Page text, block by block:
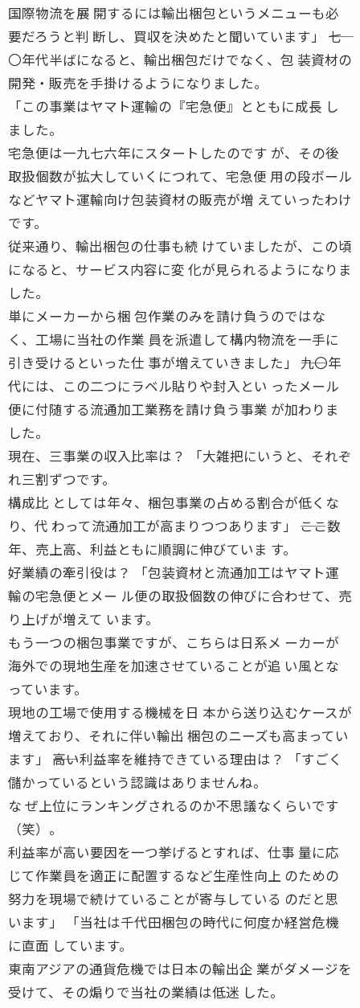
国際物流を展 開するには輸出梱包というメニューも必
要だろうと判 断し、買収を決めたと聞いています」 ――七
〇年代半ばになると、輸出梱包だけでなく、包 装資材の
開発・販売を手掛けるようになりました。
「この事業はヤマト運輸の『宅急便』とともに成長 し
ました。
宅急便は一九七六年にスタートしたのです が、その後
取扱個数が拡大していくにつれて、宅急便 用の段ボール
などヤマト運輸向け包装資材の販売が増 えていったわけ
です。
従来通り、輸出梱包の仕事も続 けていましたが、この頃
になると、サービス内容に変 化が見られるようになりま
した。
単にメーカーから梱 包作業のみを請け負うのではな
く、工場に当社の作業 員を派遣して構内物流を一手に
引き受けるといった仕 事が増えていきました」 ――九〇年
代には、この二つにラベル貼りや封入とい ったメール
便に付随する流通加工業務を請け負う事業 が加わりま
した。
現在、三事業の収入比率は？ 「大雑把にいうと、それぞ
れ三割ずつです。
構成比 としては年々、梱包事業の占める割合が低くな
り、代 わって流通加工が高まりつつあります」 ――ここ数
年、売上高、利益ともに順調に伸びていま す。
好業績の牽引役は？ 「包装資材と流通加工はヤマト運
輸の宅急便とメー ル便の取扱個数の伸びに合わせて、売
り上げが増えて います。
もう一つの梱包事業ですが、こちらは日系メ ーカーが
海外での現地生産を加速させていることが追 い風とな
っています。
現地の工場で使用する機械を日 本から送り込むケースが
増えており、それに伴い輸出 梱包のニーズも高まってい
ます」 ――高い利益率を維持できている理由は？ 「すごく
儲かっているという認識はありませんね。
な ぜ上位にランキングされるのか不思議なくらいです
（笑）。
利益率が高い要因を一つ挙げるとすれば、仕事 量に応
じて作業員を適正に配置するなど生産性向上 のための
努力を現場で続けていることが寄与している のだと思
います」 「当社は千代田梱包の時代に何度か経営危機
に直面 しています。
東南アジアの通貨危機では日本の輸出企 業がダメージを
受けて、その煽りで当社の業績は低迷 した。